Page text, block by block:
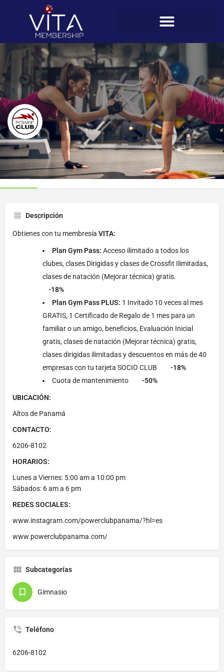
Power Club (Altos de Panamá)
Perfil
Descripción
Obtienes con tu membresía VITA:
Plan Gym Pass: Acceso ilimitado a todos los
clubes, clases Dirigidas y clases de Crossfit Ilimitadas,
clases de natación (Mejorar técnica) gratis.
-18%
Plan Gym Pass PLUS: 1 Invitado 10 veces al mes
GRATIS, 1 Certificado de Regalo de 1 mes para un
familiar o un amigo, beneficios, Evaluación Inicial
gratis, clases de natación (Mejorar técnica) gratis,
clases dirigidas ilimitadas y descuentos en más de 40
empresas con tu tarjeta SOCIO CLUB
-18%
Cuota de mantenimiento
-50%
UBICACIÓN:
Altos de Panamá
CONTACTO:
6206-8102
HORARIOS:
Lunes a Viernes: 5:00 am a 10:00 pm
Sábados: 6 am a 6 pm
REDES SOCIALES:
www.instagram.com/powerclubpanama/?hl=es
www.powerclubpanama.com/
Subcategorías
Gimnasio
Teléfono
6206-8102